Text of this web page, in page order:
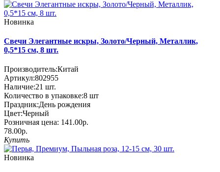
Новинка
Свечи Элегантные искры, Золото/Черный, Металлик,
0,5*15 см, 8 шт.
Производитель:Китай
Артикул:802955
Наличие:21 шт.
Количество в упаковке:8 шт
Праздник:День рождения
Цвет:Черный
Розничная цена: 141.00р.
78.00р.
Купить
Новинка